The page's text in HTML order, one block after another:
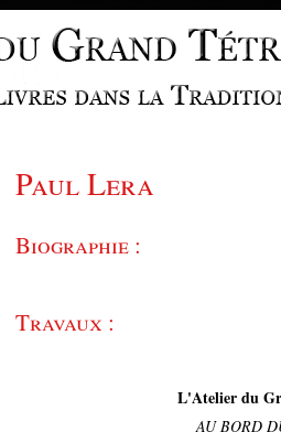
Paul Lera
Biographie :
Travaux :
L'Atelier du
AU BORD